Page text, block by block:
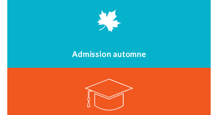
Admission automne